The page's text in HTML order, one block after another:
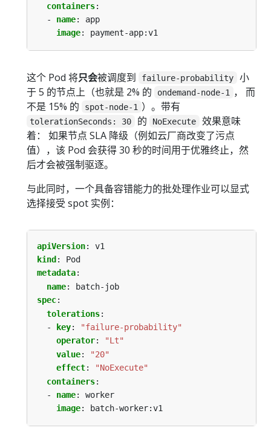
containers:
- name:
app
image: payment-app:v1
这个 Pod 将只会被调度到 failure-probability
小
于 5 的节点上（也就是 2% 的
ondemand-node-1
， 而
不是 15% 的
spot-node-1 ）。带有
tolerationSeconds: 30 的 NoExecute
效果意味
着： 如果节点 SLA 降级（例如云厂商改变了污点
值），该 Pod 会获得 30 秒的时间用于优雅终止，然
后才会被强制驱逐。
与此同时，一个具备容错能力的批处理作业可以显式
选择接受 spot 实例：
apiVersion:
v1
kind :
Pod
metadata:
name:
batch-job
spec:
tolerations:
-
key:
"failure-probability"
operator:
"Lt"
value:
"20"
effect:
"NoExecute"
containers:
- name:
worker
image: batch-worker:v1